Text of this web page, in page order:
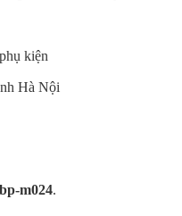
kiện
Hà Nội
m024.